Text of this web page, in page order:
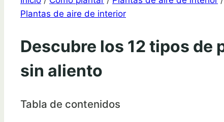
Plantas de aire de interior
Descubre los 12 tipos
sin aliento
Tabla de contenidos